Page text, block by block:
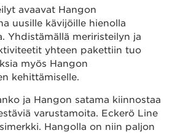
avaavat Hangon
uusille kävijöille hienolla
Yhdistämällä meriristeilyn ja
yhteen pakettiin tuo
myös Hangon
kehittämiselle.
ja Hangon satama kiinnostaa
varustamoita. Eckerö Line
Hangolla on niin paljon